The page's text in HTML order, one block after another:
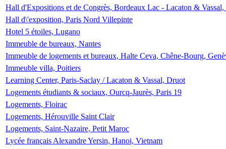
Hall d'Expositions et de Congrès, Bordeaux Lac - Lacaton &
Hall d\'exposition, Paris Nord Villepinte
Hotel 5 étoiles, Lugano
Immeuble de bureaux, Nantes
Immeuble de logements et bureaux, Halte Ceva, Chêne-Bourg,
Immeuble villa, Poitiers
Learning Center, Paris-Saclay / Lacaton & Vassal, Druot
Logements étudiants & sociaux, Ourcq-Jaurès, Paris 19
Logements, Floirac
Logements, Hérouville Saint Clair
Logements, Saint-Nazaire, Petit Maroc
Lycée français Alexandre Yersin, Hanoi, Vietnam